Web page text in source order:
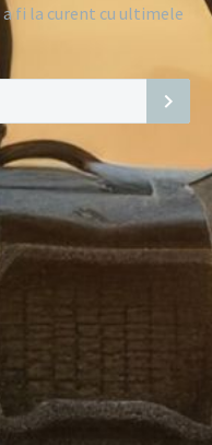
fi la curent cu ultimele